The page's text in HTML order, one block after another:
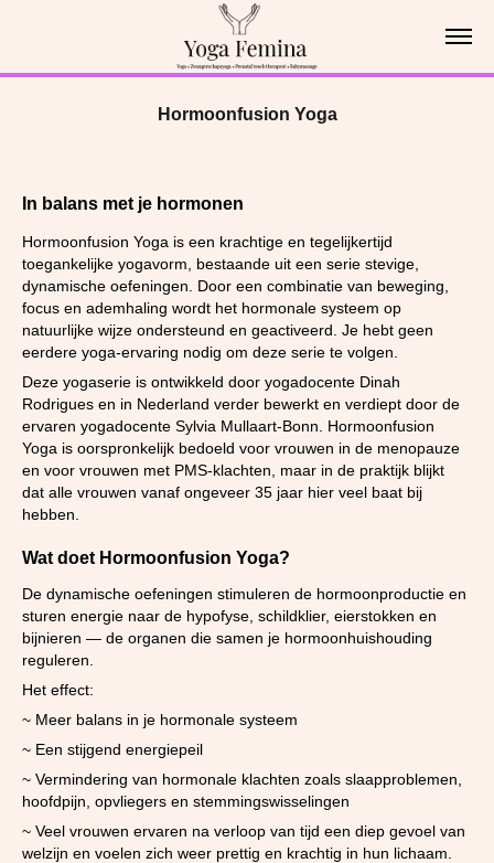
Hormoonfusion Yoga
In balans met je hormonen
Hormoonfusion Yoga is een krachtige en tegelijkertijd
toegankelijke yogavorm, bestaande uit een serie stevige,
dynamische oefeningen. Door een combinatie van beweging,
focus en ademhaling wordt het hormonale systeem op
natuurlijke wijze ondersteund en geactiveerd. Je hebt geen
eerdere yoga-ervaring nodig om deze serie te volgen.
Deze yogaserie is ontwikkeld door yogadocente Dinah
Rodrigues en in Nederland verder bewerkt en verdiept door de
ervaren yogadocente Sylvia Mullaart-Bonn. Hormoonfusion
Yoga is oorspronkelijk bedoeld voor vrouwen in de menopauze
en voor vrouwen met PMS-klachten, maar in de praktijk blijkt
dat alle vrouwen vanaf ongeveer 35 jaar hier veel baat bij
hebben.
Wat doet Hormoonfusion Yoga?
De dynamische oefeningen stimuleren de hormoonproductie en
sturen energie naar de hypofyse, schildklier, eierstokken en
bijnieren — de organen die samen je hormoonhuishouding
reguleren.
Het effect:
~ Meer balans in je hormonale systeem
~ Een stijgend energiepeil
~ Vermindering van hormonale klachten zoals slaapproblemen,
hoofdpijn, opvliegers en stemmingswisselingen
~ Veel vrouwen ervaren na verloop van tijd een diep gevoel van
welzijn en voelen zich weer prettig en krachtig in hun lichaam.